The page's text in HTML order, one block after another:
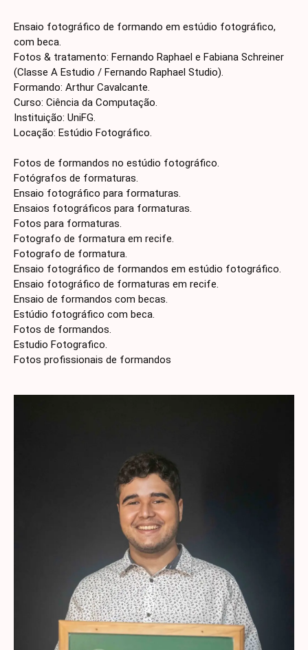
Ensaio fotográfico de formando em estúdio fotográfico,
com beca.
Fotos & tratamento: Fernando Raphael e Fabiana Schreiner
(Classe A Estudio / Fernando Raphael Studio).
Formando: Arthur Cavalcante.
Curso: Ciência da Computação.
Instituição: UniFG.
Locação: Estúdio Fotográfico.
Fotos de formandos no estúdio fotográfico.
Fotógrafos de formaturas.
Ensaio fotográfico para formaturas.
Ensaios fotográficos para formaturas.
Fotos para formaturas.
Fotografo de formatura em recife.
Fotografo de formatura.
Ensaio fotográfico de formandos em estúdio fotográfico.
Ensaio fotográfico de formaturas em recife.
Ensaio de formandos com becas.
Estúdio fotográfico com beca.
Fotos de formandos.
Estudio Fotografico.
Fotos profissionais de formandos